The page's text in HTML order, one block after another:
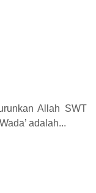
Allah SWT
adalah...